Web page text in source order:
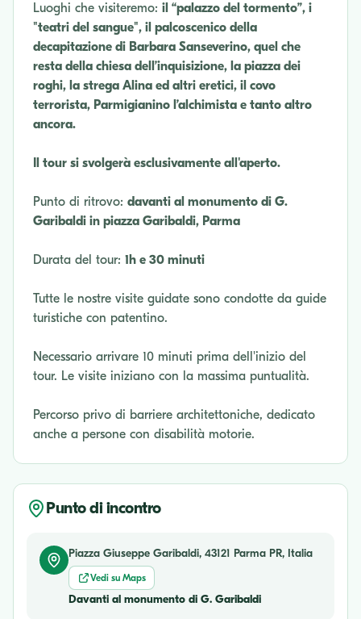
Luoghi che visiteremo: il “palazzo del tormento”, i
"teatri del sangue", il palcoscenico della
decapitazione di Barbara Sanseverino, quel che
resta della chiesa dell’inquisizione, la piazza dei
roghi, la strega Alina ed altri eretici, il covo
terrorista, Parmigianino l’alchimista e tanto altro
ancora.
Il tour si svolgerà esclusivamente all'aperto.
Punto di ritrovo: davanti al monumento di G.
Garibaldi in piazza Garibaldi, Parma
Durata del tour: 1h e 30 minuti
Tutte le nostre visite guidate sono condotte da guide
turistiche con patentino.
Necessario arrivare 10 minuti prima dell'inizio del
tour. Le visite iniziano con la massima puntualità.
Percorso privo di barriere architettoniche, dedicato
anche a persone con disabilità motorie.
Punto di incontro
Piazza Giuseppe Garibaldi, 43121 Parma PR, Italia
Vedi su Maps
Davanti al monumento di G. Garibaldi